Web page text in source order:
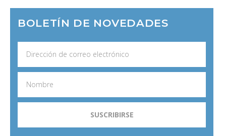
BOLETÍN DE NOVEDADES